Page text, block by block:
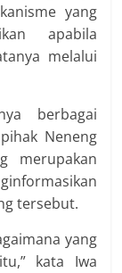
yang
apabila
melalui
berbagai
Neneng
merupakan
tersebut.
yang
kata Iwa